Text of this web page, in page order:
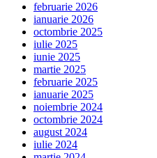
februarie 2026
ianuarie 2026
octombrie 2025
iulie 2025
iunie 2025
martie 2025
februarie 2025
ianuarie 2025
noiembrie 2024
octombrie 2024
august 2024
iulie 2024